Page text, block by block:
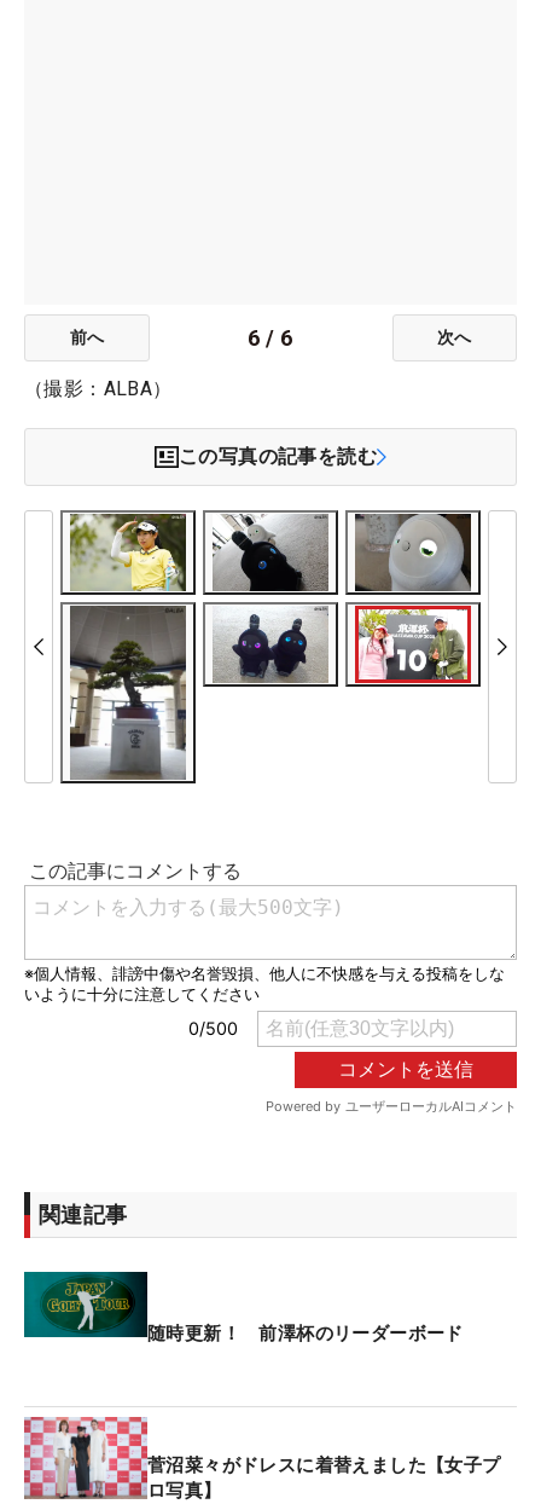
前へ 6 / 6 次へ
（撮影：ALBA）
この写真の記事を読む
関連記事
随時更新！ 前澤杯のリーダーボード
菅沼菜々がドレスに着替えました【女子プ
ロ写真】